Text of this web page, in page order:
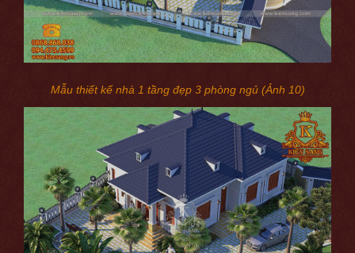
Mẫu thiết kế nhà 1 tầng đẹp 3 phòng ngủ (Ảnh 10)